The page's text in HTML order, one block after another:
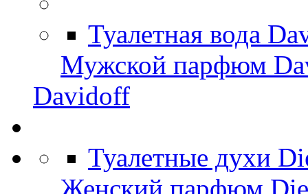
Туалетная вода
Мужской парфюм
Davidoff
Туалетные духи